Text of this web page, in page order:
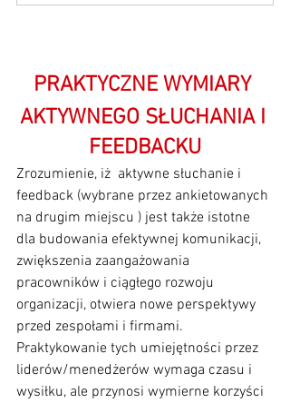
PRAKTYCZNE WYMIARY
AKTYWNEGO SŁUCHANIA I
FEEDBACKU
Zrozumienie, iż  aktywne słuchanie i
feedback (wybrane przez ankietowanych
na drugim miejscu ) jest także istotne
dla budowania efektywnej komunikacji,
zwiększenia zaangażowania
pracowników i ciągłego rozwoju
organizacji, otwiera nowe perspektywy
przed zespołami i firmami.
Praktykowanie tych umiejętności przez
liderów/menedżerów wymaga czasu i
wysiłku, ale przynosi wymierne korzyści